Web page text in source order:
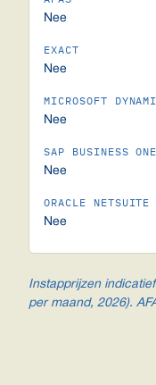
Nee
Nee
Nee
Nee
Nee
Instapprijzen
per maand, 2026).